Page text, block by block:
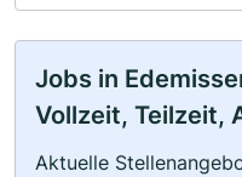
Jobs in
Vollzeit, Teilzeit,
Aktuelle